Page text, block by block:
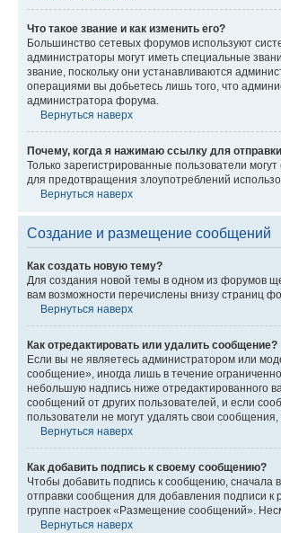
Что такое звание и как изменить его?
Большинство сетевых форумов используют
администраторы могут иметь специальные
звание, поскольку они устанавливаются
операциями вы добьетесь лишь того, что
администратора форума.
Вернуться наверх
Почему, когда я нажимаю ссылку для
Только зарегистрированные пользователи
для предотвращения злоупотреблений
Вернуться наверх
Создание и размещение сообщений
Как создать новую тему?
Для создания новой темы в одном из форумов
вам возможности перечислены внизу страниц
Вернуться наверх
Как отредактировать или удалить сообщение?
Если вы не являетесь администратором или
сообщение», иногда лишь в течение
небольшую надпись ниже отредактированного
сообщений от других пользователей, и если
пользователи не могут удалять свои
Вернуться наверх
Как добавить подпись к своему сообщению?
Чтобы добавить подпись к сообщению, сначала
отправки сообщения для добавления подписи
группе настроек «Размещение сообщений».
Вернуться наверх